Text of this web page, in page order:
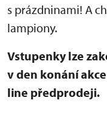
s prázdninami! A
lampiony.
Vstupenky lze
v den konání
line předprodeji.